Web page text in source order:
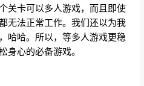
无法正常工作。我们还以为我
哈哈。所以，等多人游戏更稳
身心的必备游戏。